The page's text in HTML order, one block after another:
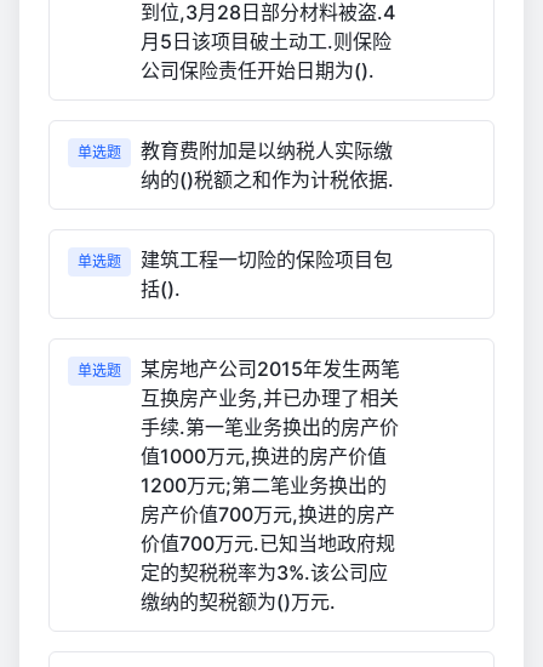
到位,3月28日部分材料被盗.4
月5日该项目破土动工.则保险
公司保险责任开始日期为().
单选题
教育费附加是以纳税人实际缴
纳的()税额之和作为计税依据.
单选题
建筑工程一切险的保险项目包
括().
单选题
某房地产公司2015年发生两笔
互换房产业务,并已办理了相关
手续.第一笔业务换出的房产价
值1000万元,换进的房产价值
1200万元;第二笔业务换出的
房产价值700万元,换进的房产
价值700万元.已知当地政府规
定的契税税率为3%.该公司应
缴纳的契税额为()万元.